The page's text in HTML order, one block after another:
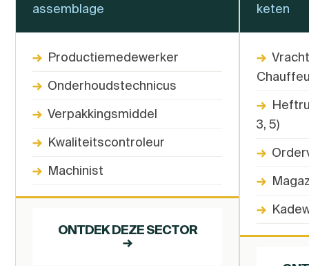
assemblage
→ Productiemedewerker
→ Onderhoudstechnicus
→ Verpakkingsmiddel
→ Kwaliteitscontroleur
→ Machinist
ONTDEK DEZE SECTOR
→
keten
→
→
3, 5)
→
→
→